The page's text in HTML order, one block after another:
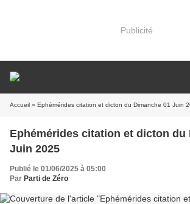
Publicité
Accueil » Ephémérides citation et dicton du Dimanche 01 Juin
Ephémérides citation et dicton du
Juin 2025
Publié le 01/06/2025 à 05:00
Par Parti de Zéro